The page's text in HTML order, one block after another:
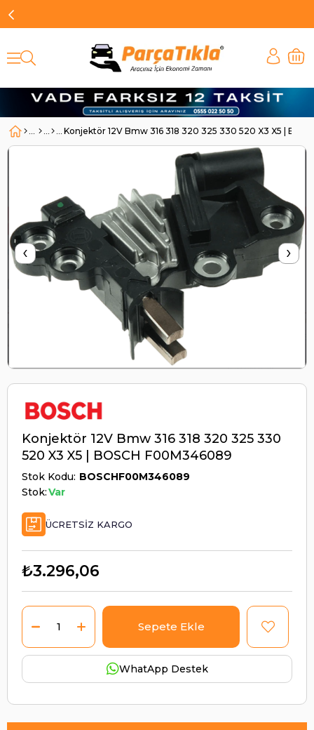
Konjektör 12V Bmw 316 318 320 325 330 520 X3 X5 |
‹ ›
Konjektör 12V Bmw 316 318 320 325 330
520 X3 X5 | BOSCH F00M346089
Stok Kodu BOSCHF00M346089
Stok:Var
ÜCRETSIZ KARGO
₺3.296,06
WhatApp Destek